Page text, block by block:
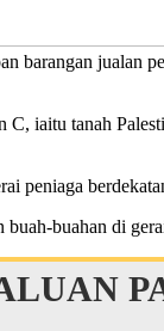
barangan jualan
iaitu tanah
peniaga
buahan di